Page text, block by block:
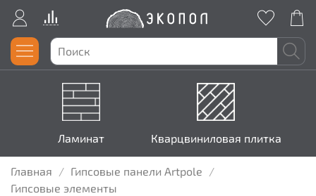
Ламинат Кварцвиниловая плитка
Главная
Гипсовые панели Artpole
Гипсовые элементы